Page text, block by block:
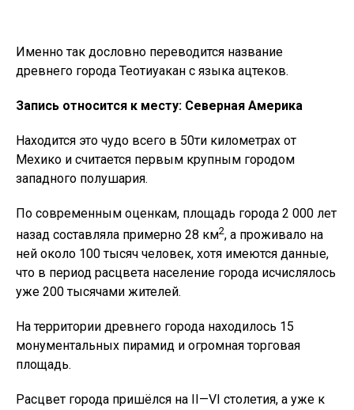
Именно так дословно переводится название
древнего города Теотиуакан с языка ацтеков.
Запись относится к месту: Северная Америка
Находится это чудо всего в 50ти километрах от
Мехико и считается первым крупным городом
западного полушария.
По современным оценкам, площадь города 2 000 лет
назад составляла примерно 28 км2, а проживало на
ней около 100 тысяч человек, хотя имеются данные,
что в период расцвета население города исчислялось
уже 200 тысячами жителей.
На территории древнего города находилось 15
монументальных пирамид и огромная торговая
площадь.
Расцвет города пришёлся на II—VI столетия, а уже к